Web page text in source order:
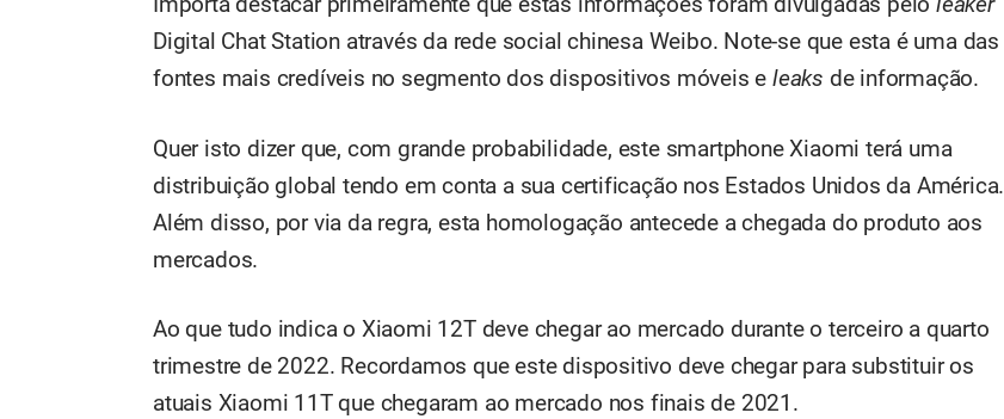
Digital Chat Station através da rede social chinesa Weibo. Note-se que esta é uma das
fontes mais credíveis no segmento dos dispositivos móveis e leaks de informação.
Quer isto dizer que, com grande probabilidade, este smartphone Xiaomi terá uma
distribuição global tendo em conta a sua certificação nos Estados Unidos da América.
Além disso, por via da regra, esta homologação antecede a chegada do produto aos
mercados.
Ao que tudo indica o Xiaomi 12T deve chegar ao mercado durante o terceiro a quarto
trimestre de 2022. Recordamos que este dispositivo deve chegar para substituir os
atuais Xiaomi 11T que chegaram ao mercado nos finais de 2021.